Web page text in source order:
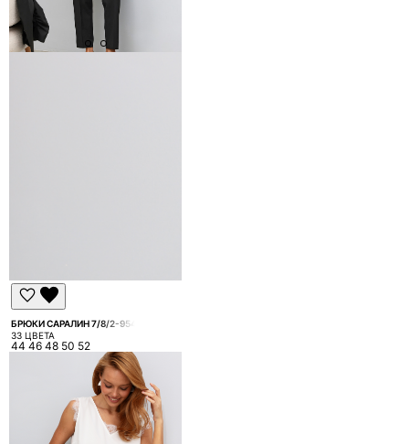
БРЮКИ САРАЛИН 7/8/2-954
33 ЦВЕТА
44 46 48 50 52